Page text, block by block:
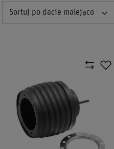
Sortuj po dacie malejąco